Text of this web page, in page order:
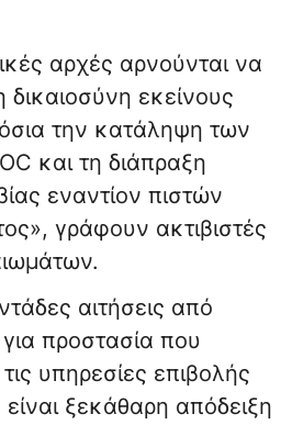
αρχές αρνούνται να
εκείνους
την κατάληψη των
και τη διάπραξη
εναντίον πιστών
γράφουν ακτιβιστές
αιτήσεις από
προστασία που
υπηρεσίες επιβολής
ξεκάθαρη απόδειξη